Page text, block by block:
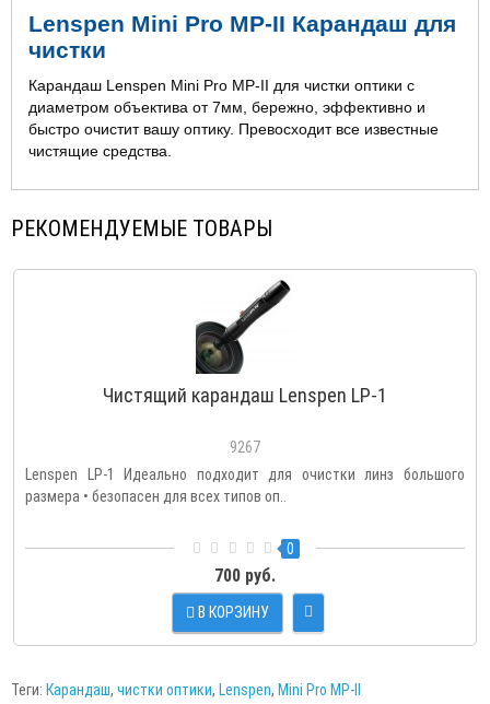
Lenspen Mini Pro MP-II Карандаш для
чистки
Карандаш Lenspen Mini Pro MP-II для чистки оптики с
диаметром объектива от 7мм, бережно, эффективно и
быстро очистит вашу оптику. Превосходит все известные
чистящие средства.
РЕКОМЕНДУЕМЫЕ ТОВАРЫ
Чистящий карандаш Lenspen LP-1
9267
Lenspen LP-1 Идеально подходит для очистки линз большого
размера • безопасен для всех типов оп..
0
700 руб.
В КОРЗИНУ
Теги: Карандаш, чистки оптики, Lenspen, Mini Pro MP-II